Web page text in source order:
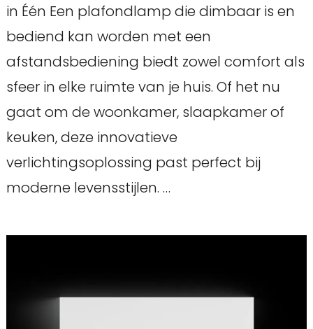
in Één Een plafondlamp die dimbaar is en
bediend kan worden met een
afstandsbediening biedt zowel comfort als
sfeer in elke ruimte van je huis. Of het nu
gaat om de woonkamer, slaapkamer of
keuken, deze innovatieve
verlichtingsoplossing past perfect bij
moderne levensstijlen. …